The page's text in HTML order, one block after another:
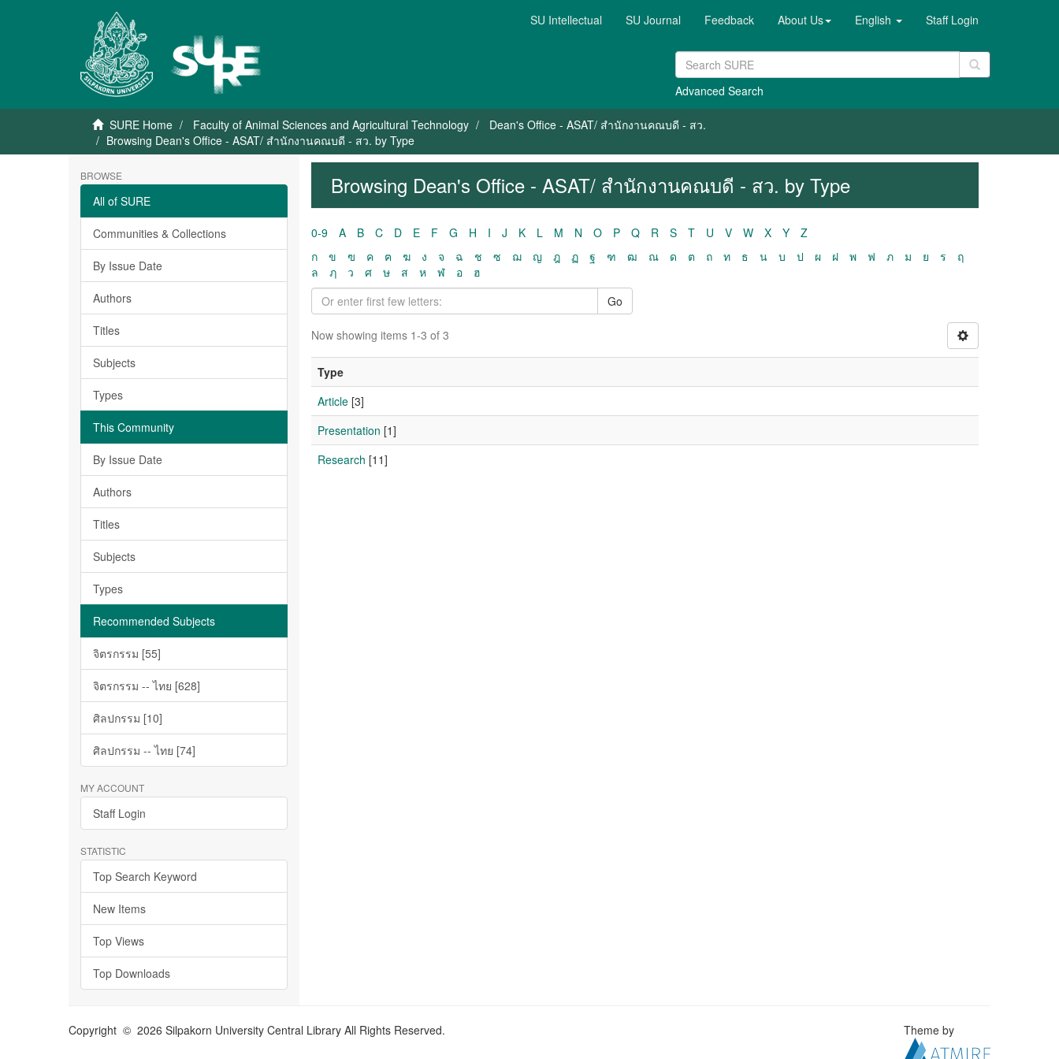
SU Intellectual SU Journal Feedback About Us English Staff Login
Advanced Search
SURE Home Faculty of Animal Sciences and Agricultural Technology
Dean's Office - ASAT/ สำนักงานคณบดี - สว.
Browsing Dean's Office - ASAT/ สำนักงานคณบดี - สว. by Type
BROWSE
All of SURE
Communities & Collections
By Issue Date
Authors
Titles
Subjects
Types
This Community
By Issue Date
Authors
Titles
Subjects
Types
Recommended Subjects
จิตรกรรม [55]
จิตรกรรม -- ไทย [628]
ศิลปกรรม [10]
ศิลปกรรม -- ไทย [74]
MY ACCOUNT
Staff Login
STATISTIC
Top Search Keyword
New Items
Top Views
Top Downloads
Browsing Dean's Office - ASAT/ สำนักงานคณบดี - สว. by Type
0-9 A B C D E F G H I J K L M N O P Q R S T U V W X Y
Z
ก
ข ฃ ค ฅ ฆ ง จ ฉ ช ซ ฌ ญ ฎ ฏ ฐ ฑ ฒ ณ ด ต ถ ท ธ น บ ป ผ ฝ พ ฟ ภ ม ย ร
ฤ
ล
ฦ ว ศ ษ ส ห ฬ อ
ฮ
Go
Now showing items 1-3 of 3
Type
Article[3]
Presentation [1]
Research [11]
Copyright © 2026 Silpakorn University Central Library All Rights Reserved. Theme by